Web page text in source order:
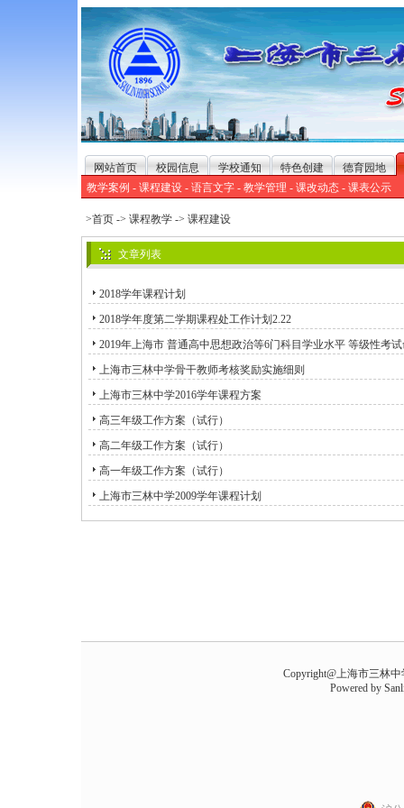
网站首页 校园信息 学校通知 特色创建
德育园地
教学案例 - 课程建设 - 语言文字 - 教学管理 - 课改动态 - 课表公示
>首页 -> 课程教学 -> 课程建设
文章列表
2018学年课程计划
2018学年度第二学期课程处工作计划2.22
2019年上海市 普通高中思想政治等6门科目学业水平 等级性考
上海市三林中学骨干教师考核奖励实施细则
上海市三林中学2016学年课程方案
高三年级工作方案（试行）
高二年级工作方案（试行）
高一年级工作方案（试行）
上海市三林中学2009学年课程计划
Copyright@上海市三林中
Powered by